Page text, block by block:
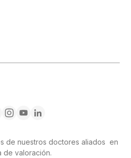
de nuestros doctores aliados en
de valoración.